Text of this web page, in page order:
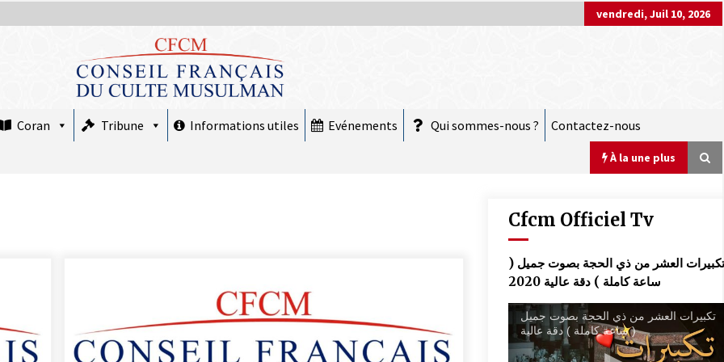
vendredi, Juil 10, 2026
Coran Tribune Informations utiles Evénements Qui sommes-nous ? Contactez-nous
À la une plus
est le jour de l’Aïd El Fitr
10 mars 2026
COMMUNIQUÉ : Jeudi 19 février 2026
est le premier jour de Ramadan
COMMUNIQUÉ :
Cfcm Officiel Tv
تكبيرات العشر من ذي الحجة بصوت جميل (
ساعة كاملة ) دقة عالية 2020
تكبيرات العشر من ذي الحجة بصوت جميل
( ساعة كاملة ) دقة عالية